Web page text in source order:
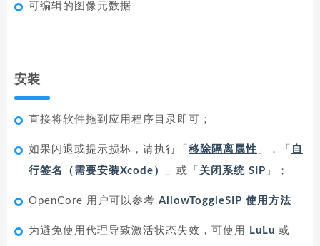
可编辑的图像元数据
安装
直接将软件拖到应用程序目录即可；
如果闪退或提示损坏，请执行「 移除隔离属性 」，「 自
行签名（需要安装Xcode）
」或「 关闭系统 SIP 」；
OpenCore 用户可以参考 AllowToggleSIP 使用方法
为避免使用代理导致激活状态失效，可使用 LuLu 或